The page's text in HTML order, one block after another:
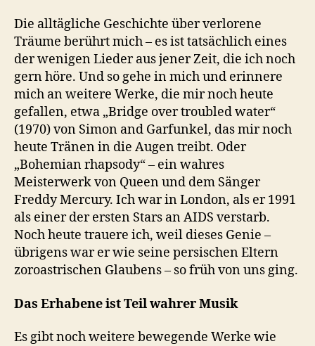
Die alltägliche Geschichte über verlorene
Träume berührt mich – es ist tatsächlich eines
der wenigen Lieder aus jener Zeit, die ich noch
gern höre. Und so gehe in mich und erinnere
mich an weitere Werke, die mir noch heute
gefallen, etwa „Bridge over troubled water“
(1970) von Simon and Garfunkel, das mir noch
heute Tränen in die Augen treibt. Oder
„Bohemian rhapsody“ – ein wahres
Meisterwerk von Queen und dem Sänger
Freddy Mercury. Ich war in London, als er 1991
als einer der ersten Stars an AIDS verstarb.
Noch heute trauere ich, weil dieses Genie –
übrigens war er wie seine persischen Eltern
zoroastrischen Glaubens – so früh von uns ging.
Das Erhabene ist Teil wahrer Musik
Es gibt noch weitere bewegende Werke wie